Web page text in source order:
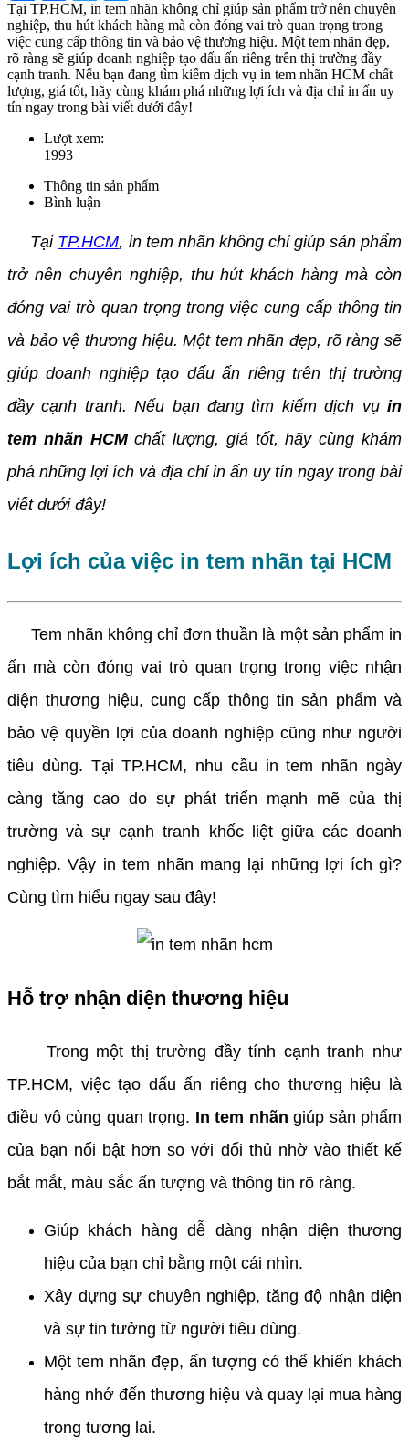
Tại TP.HCM, in tem nhãn không chỉ giúp sản phẩm trở nên chuyên
nghiệp, thu hút khách hàng mà còn đóng vai trò quan trọng trong
việc cung cấp thông tin và bảo vệ thương hiệu. Một tem nhãn đẹp,
rõ ràng sẽ giúp doanh nghiệp tạo dấu ấn riêng trên thị trường đầy
cạnh tranh. Nếu bạn đang tìm kiếm dịch vụ in tem nhãn HCM chất
lượng, giá tốt, hãy cùng khám phá những lợi ích và địa chỉ in ấn uy
tín ngay trong bài viết dưới đây!
Lượt xem:
1993
Thông tin sản phẩm
Bình luận
Tại TP.HCM, in tem nhãn không chỉ giúp sản phẩm
trở nên chuyên nghiệp, thu hút khách hàng mà còn
đóng vai trò quan trọng trong việc cung cấp thông tin
và bảo vệ thương hiệu. Một tem nhãn đẹp, rõ ràng sẽ
giúp doanh nghiệp tạo dấu ấn riêng trên thị trường
đầy cạnh tranh. Nếu bạn đang tìm kiếm dịch vụ in
tem nhãn HCMchất lượng, giá tốt, hãy cùng khám
phá những lợi ích và địa chỉ in ấn uy tín ngay trong bài
viết dưới đây!
Lợi ích của việc in tem nhãn tại HCM
Tem nhãn không chỉ đơn thuần là một sản phẩm in
ấn mà còn đóng vai trò quan trọng trong việc nhận
diện thương hiệu, cung cấp thông tin sản phẩm và
bảo vệ quyền lợi của doanh nghiệp cũng như người
tiêu dùng. Tại TP.HCM, nhu cầu in tem nhãn ngày
càng tăng cao do sự phát triển mạnh mẽ của thị
trường và sự cạnh tranh khốc liệt giữa các doanh
nghiệp. Vậy in tem nhãn mang lại những lợi ích gì?
Cùng tìm hiểu ngay sau đây!
Hỗ trợ nhận diện thương hiệu
Trong một thị trường đầy tính cạnh tranh như
TP.HCM, việc tạo dấu ấn riêng cho thương hiệu là
điều vô cùng quan trọng. In tem nhãn giúp sản phẩm
của bạn nổi bật hơn so với đối thủ nhờ vào thiết kế
bắt mắt, màu sắc ấn tượng và thông tin rõ ràng.
Giúp khách hàng dễ dàng nhận diện thương
hiệu của bạn chỉ bằng một cái nhìn.
Xây dựng sự chuyên nghiệp, tăng độ nhận diện
và sự tin tưởng từ người tiêu dùng.
Một tem nhãn đẹp, ấn tượng có thể khiến khách
hàng nhớ đến thương hiệu và quay lại mua hàng
trong tương lai.